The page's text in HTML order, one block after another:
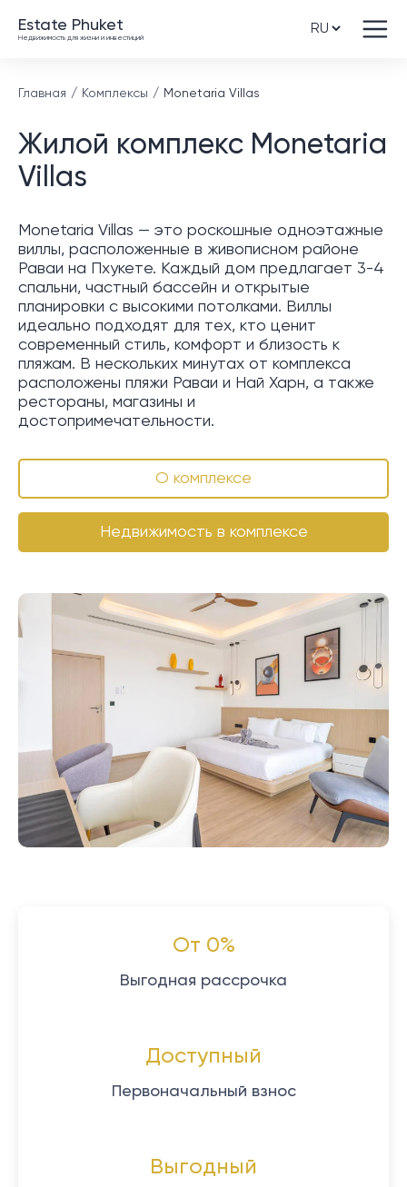
Estate Phuket
Недвижимость для жизни и инвестиций
Главная Комплексы Monetaria Villas
Жилой комплекс Monetaria
Villas
Monetaria Villas — это роскошные одноэтажные
виллы, расположенные в живописном районе
Раваи на Пхукете. Каждый дом предлагает 3-4
спальни, частный бассейн и открытые
планировки с высокими потолками. Виллы
идеально подходят для тех, кто ценит
современный стиль, комфорт и близость к
пляжам. В нескольких минутах от комплекса
расположены пляжи Раваи и Най Харн, а также
рестораны, магазины и
достопримечательности.
О комплексе
Недвижимость в комплексе
От 0%
Выгодная рассрочка
Доступный
Первоначальный взнос
Выгодный